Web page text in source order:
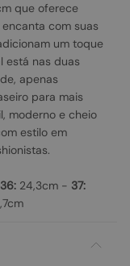
que oferece
com suas
um toque
está nas duas
apenas
para mais
moderno e cheio
estilo em
36: 24,3cm - 37: